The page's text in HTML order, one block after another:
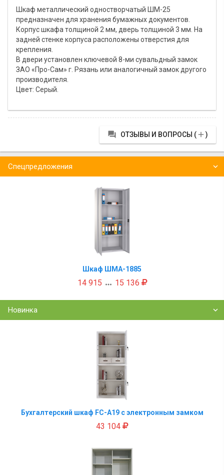
Шкаф металлический одностворчатый ШМ-25
предназначен для хранения бумажных документов.
Корпус шкафа толщиной 2 мм, дверь толщиной 3 мм. На
задней стенке корпуса расположены отверстия для
крепления.
В двери установлен ключевой 8-ми сувальдный замок
ЗАО «Про-Сам» г. Рязань или аналогичный замок другого
производителя.
Цвет: Серый.
 ОТЗЫВЫ И ВОПРОСЫ ()
Спецпредложения
Шкаф ШМА-1885
14 915  15 136
Новинка
Бухгалтерский шкаф FC-A19 с электронным замком
43 104